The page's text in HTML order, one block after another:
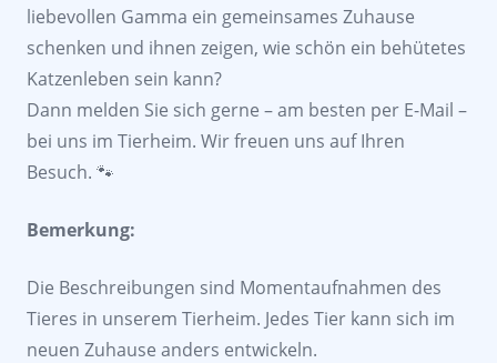
liebevollen Gamma ein gemeinsames Zuhause
schenken und ihnen zeigen, wie schön ein behütetes
Katzenleben sein kann?
Dann melden Sie sich gerne – am besten per E-Mail –
bei uns im Tierheim. Wir freuen uns auf Ihren
Besuch. 🐾
Bemerkung:
Die Beschreibungen sind Momentaufnahmen des
Tieres in unserem Tierheim. Jedes Tier kann sich im
neuen Zuhause anders entwickeln.